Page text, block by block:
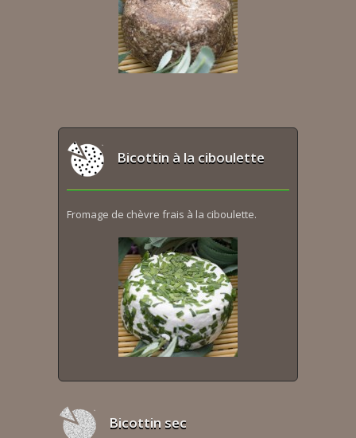
Bicottin à la ciboulette
Fromage de chèvre frais à la ciboulette.
Bicottin sec